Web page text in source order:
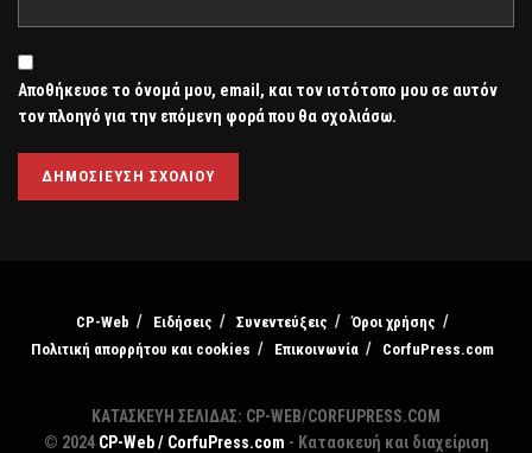
Αποθήκευσε το όνομά μου, email, και τον ιστότοπο μου σε αυτόν
τον πλοηγό για την επόμενη φορά που θα σχολιάσω.
CP-Web Ειδήσεις Συνεντεύξεις
Όροι χρήσης
Πολιτική απορρήτου και cookies
Επικοινωνία CorfuPress.com
ΚΑΤΑΣΚΕΥΗ ΣΕΛΙΔΑΣ: CP-WEB/CORFUPRESS.COM
© 2024 CP-Web / CorfuPress.com - Κατασκευή και διαχείριση